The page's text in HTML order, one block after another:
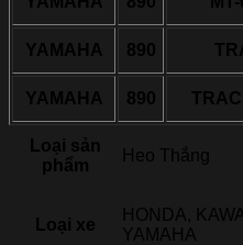
YAMAHA 890
YAMAHA 890
Loại sản
phẩm
Heo Thắng
Loại xe
HONDA,
YAMAHA